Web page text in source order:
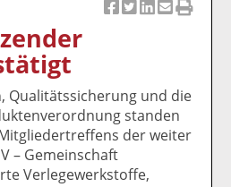
a
uf
F
ac
t
wi
tt
er
a
uf
Li
el
p
er
E
el
D
ru
ck
Qualitätssicherung und die
standen
der weiter
– Gemeinschaft
Verlegewerkstoffe,